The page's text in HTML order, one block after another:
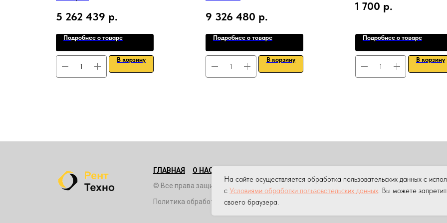
5 262 439 р.
Подробнее о товаре
В корзину
9 326 480 р.
Подробнее о товаре
В корзину
1 700 р.
Подробнее о товаре
В корзину
ГЛАВНАЯ О НАС
© Все права защищены. Копирование материалов данного сайта без разрешения
Политика обработки персональных данных на сайте
На сайте осуществляется обработка пользовательских данных с
с Условиями обработки пользовательских данных. Вы можете
своего браузера.